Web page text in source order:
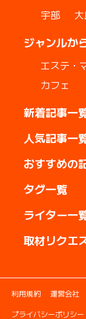
宇部
ジャンルか
エステ・
カフェ
新着記事一
人気記事一
おすすめの
タグ一覧
ライター一
取材リクエ
利用規約 運営会社
プライバシーポリシー